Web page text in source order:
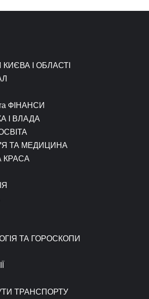
І ОБЛАСТІ
ФІНАНСИ
І ВЛАДА
ТА МЕДИЦИНА
КРАСА
ТА ГОРОСКОПИ
ТРАНСПОРТУ